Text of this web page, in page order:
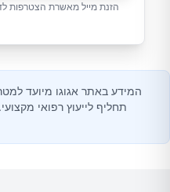
הזנת מייל מאשרת הצטרפות
המידע באתר אגוגו מיועד
תחליף לייעוץ רפואי